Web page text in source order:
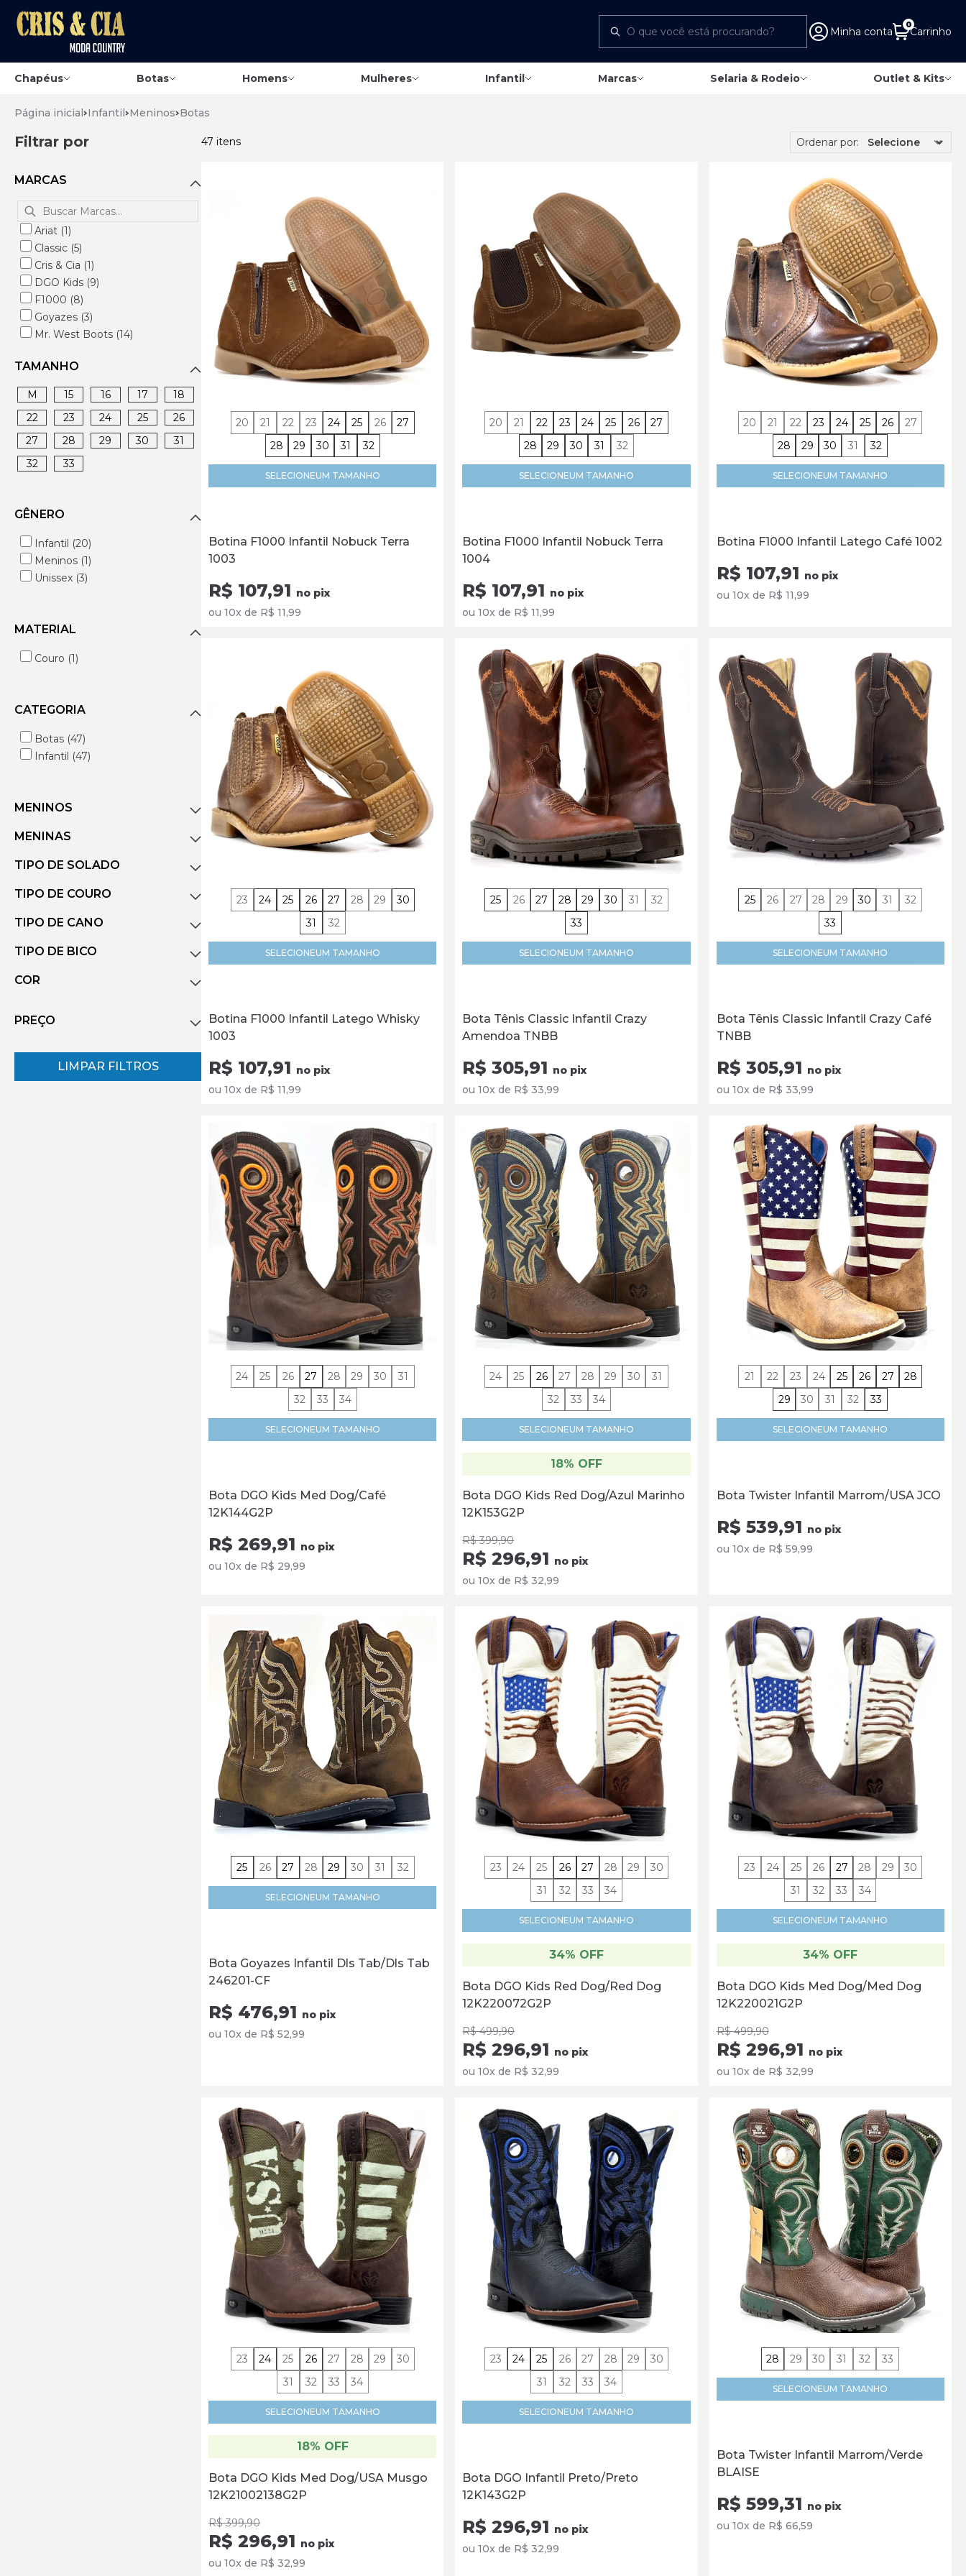
Minha conta
0
Carrinho
Chapéus Botas Homens Mulheres Infantil Marcas Selaria & Rodeio Outlet & Kits
Página inicial Infantil Meninos Botas
Filtrar por
MARCAS
Ariat (1)
Classic (5)
Cris & Cia (1)
DGO Kids (9)
F1000 (8)
Goyazes (3)
Mr. West Boots (14)
Tucson (1)
Twister (3)
TAMANHO
M 15 16 17
18
22
23 24 25
26
27
28 29 30
31
32
33
GÊNERO
Infantil (20)
Meninos (1)
Unissex (3)
MATERIAL
Couro (1)
CATEGORIA
Botas (47)
Infantil (47)
MENINOS
Botas (47)
MENINAS
Botas (33)
TIPO DE SOLADO
Borracha (20)
TIPO DE COURO
Bovino (21)
TIPO DE CANO
Alto (17)
TIPO DE BICO
Quadrado (17)
COR
amarelo (1)
Laranja (2)
marrom (15)
PREÇO
R$ R$
LIMPAR FILTROS
47 itens Ordenar por:
20 21 22 23 24 25 26
27
28
29 30 31 32
SELECIONEUM TAMANHO
Botina F1000 Infantil Nobuck Terra
1003
R$ 107,91 no pix
ou 10x de R$ 11,99
20 21 22 23 24 25 26
27
28
29 30 31 32
SELECIONEUM TAMANHO
Botina F1000 Infantil Nobuck Terra
1004
R$ 107,91 no pix
ou 10x de R$ 11,99
20 21 22 23 24 25 26
27
28
29 30 31 32
SELECIONEUM TAMANHO
Botina F1000 Infantil Latego Café 1002
R$ 107,91 no pix
ou 10x de R$ 11,99
23 24 25 26 27 28 29
30
31
32
SELECIONEUM TAMANHO
Botina F1000 Infantil Latego Whisky
1003
R$ 107,91 no pix
ou 10x de R$ 11,99
25 26 27 28 29 30 31
32
33
SELECIONEUM TAMANHO
Bota Tênis Classic Infantil Crazy
Amendoa TNBB
R$ 305,91 no pix
ou 10x de R$ 33,99
25 26 27 28 29 30 31
32
33
SELECIONEUM TAMANHO
Bota Tênis Classic Infantil Crazy Café
TNBB
R$ 305,91 no pix
ou 10x de R$ 33,99
24 25 26 27 28 29 30
31
32
33 34
SELECIONEUM TAMANHO
Bota DGO Kids Med Dog/Café
12K144G2P
R$ 269,91 no pix
ou 10x de R$ 29,99
24 25 26 27 28 29 30
31
32
33 34
SELECIONEUM TAMANHO
18% OFF
Bota DGO Kids Red Dog/Azul Marinho
12K153G2P
R$ 399,90
R$ 296,91 no pix
ou 10x de R$ 32,99
21 22 23 24 25 26 27
28
29
30 31 32 33
SELECIONEUM TAMANHO
Bota Twister Infantil Marrom/USA JCO
R$ 539,91 no pix
ou 10x de R$ 59,99
25 26 27 28 29 30 31 32
SELECIONEUM TAMANHO
Bota Goyazes Infantil Dls Tab/Dls Tab
246201-CF
R$ 476,91 no pix
ou 10x de R$ 52,99
23 24 25 26 27 28 29
30
31
32 33 34
SELECIONEUM TAMANHO
34% OFF
Bota DGO Kids Red Dog/Red Dog
12K220072G2P
R$ 499,90
R$ 296,91 no pix
ou 10x de R$ 32,99
23 24 25 26 27 28 29
30
31
32 33 34
SELECIONEUM TAMANHO
34% OFF
Bota DGO Kids Med Dog/Med Dog
12K220021G2P
R$ 499,90
R$ 296,91 no pix
ou 10x de R$ 32,99
23 24 25 26 27 28 29
30
31
32 33 34
SELECIONEUM TAMANHO
18% OFF
Bota DGO Kids Med Dog/USA Musgo
12K21002138G2P
R$ 399,90
R$ 296,91 no pix
ou 10x de R$ 32,99
23 24 25 26 27 28 29
30
31
32 33 34
SELECIONEUM TAMANHO
Bota DGO Infantil Preto/Preto
12K143G2P
R$ 296,91 no pix
ou 10x de R$ 32,99
28 29 30 31 32 33
SELECIONEUM TAMANHO
Bota Twister Infantil Marrom/Verde
BLAISE
R$ 599,31 no pix
ou 10x de R$ 66,59